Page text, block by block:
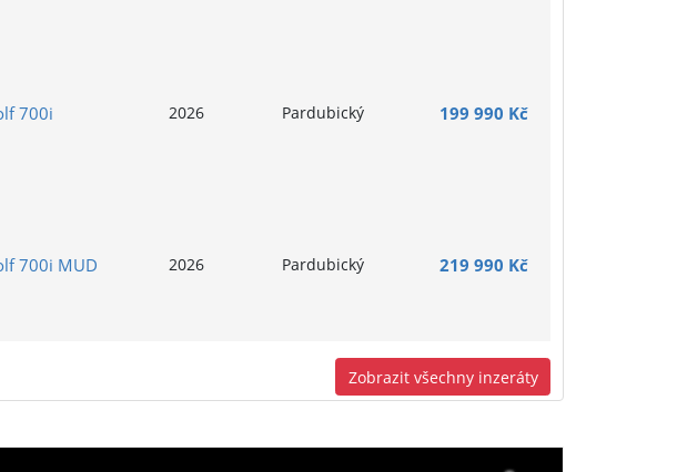
700i 2026 Pardubický 199 990 Kč
700i MUD 2026 Pardubický 219 990 Kč
Zobrazit všechny inzeráty